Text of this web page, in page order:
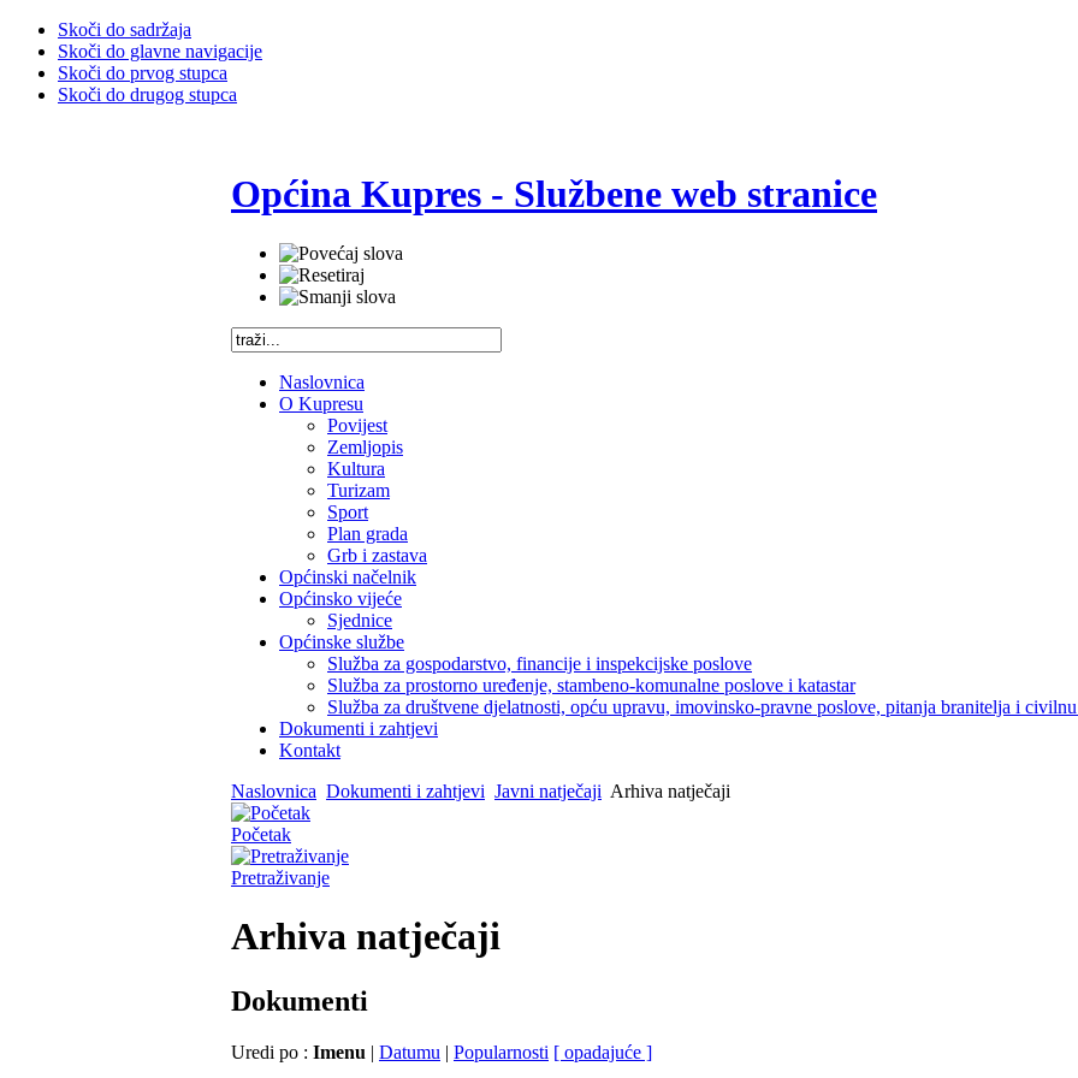
Skoči do sadržaja
Skoči do glavne navigacije
Skoči do prvog stupca
Skoči do drugog stupca
Općina Kupres - Službene web stranice
Naslovnica
O Kupresu
Povijest
Zemljopis
Kultura
Turizam
Sport
Plan grada
Grb i zastava
Općinski načelnik
Općinsko vijeće
Sjednice
Općinske službe
Služba za gospodarstvo, financije i inspekcijske poslove
Služba za prostorno uređenje, stambeno-komunalne poslove i katastar
Služba za društvene djelatnosti, opću upravu, imovinsko-pravne poslove, pitanja branitelja i
Dokumenti i zahtjevi
Kontakt
Naslovnica Dokumenti i zahtjevi Javni natječaji Arhiva natječaji
Početak
Pretraživanje
Arhiva natječaji
Dokumenti
Uredi po : Imenu | Datumu | Popularnosti [ opadajuće ]